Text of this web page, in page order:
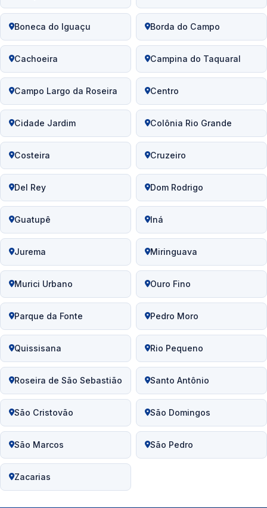
Boneca do Iguaçu Borda do Campo
Cachoeira Campina do Taquaral
Campo Largo da Roseira Centro
Cidade Jardim Colônia Rio Grande
Costeira Cruzeiro
Del Rey Dom Rodrigo
Guatupê Iná
Jurema Miringuava
Murici Urbano Ouro Fino
Parque da Fonte Pedro Moro
Quissisana Rio Pequeno
Roseira de São Sebastião Santo Antônio
São Cristovão São Domingos
São Marcos São Pedro
Zacarias